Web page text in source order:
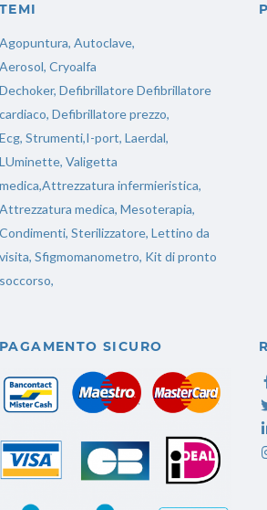
TEMI
Agopuntura, Autoclave,
Aerosol, Cryoalfa
Dechoker, Defibrillatore Defibrillatore
cardiaco, Defibrillatore prezzo,
Ecg, Strumenti,I-port, Laerdal,
LUminette, Valigetta
medica,Attrezzatura infermieristica,
Attrezzatura medica, Mesoterapia,
Condimenti, Sterilizzatore, Lettino da
visita, Sfigmomanometro, Kit di pronto
soccorso,
PAGAMENTO SICURO